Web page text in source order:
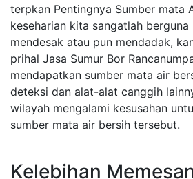
terpkan Pentingnya Sumber mata
keseharian kita sangatlah
mendesak atau pun mendadak,
prihal Jasa Sumur Bor
mendapatkan sumber mata air
deteksi dan alat-alat canggih
wilayah mengalami kesusahan
sumber mata air bersih tersebut.
Kelebihan